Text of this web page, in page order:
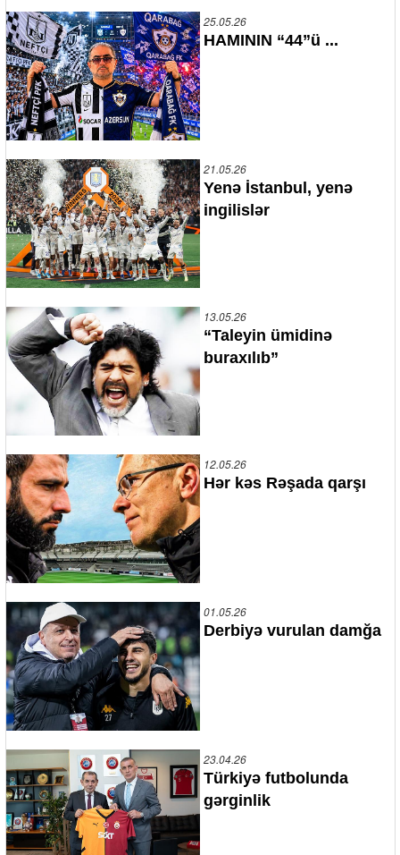
25.05.26
HAMININ “44”ü ...
21.05.26
Yenə İstanbul, yenə
ingilislər
13.05.26
“Taleyin ümidinə
buraxılıb”
12.05.26
Hər kəs Rəşada qarşı
01.05.26
Derbiyə vurulan damğa
23.04.26
Türkiyə futbolunda
gərginlik